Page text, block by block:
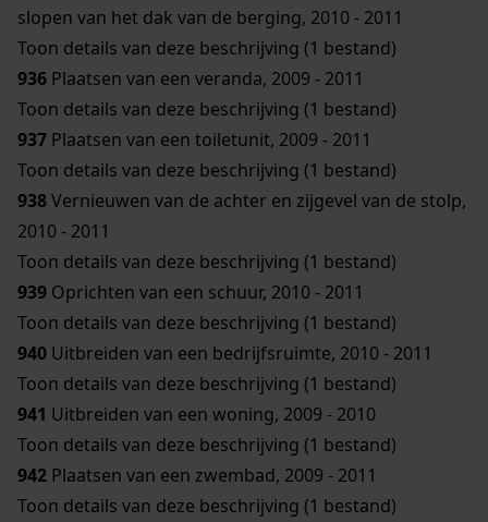
slopen van het dak van de berging, 2010 - 2011
Toon details van deze beschrijving (1 bestand)
936 Plaatsen van een veranda, 2009 - 2011
Toon details van deze beschrijving (1 bestand)
937 Plaatsen van een toiletunit, 2009 - 2011
Toon details van deze beschrijving (1 bestand)
938Vernieuwen van de achter en zijgevel van de stolp,
2010 - 2011
Toon details van deze beschrijving (1 bestand)
939 Oprichten van een schuur, 2010 - 2011
Toon details van deze beschrijving (1 bestand)
940 Uitbreiden van een bedrijfsruimte, 2010 - 2011
Toon details van deze beschrijving (1 bestand)
941 Uitbreiden van een woning, 2009 - 2010
Toon details van deze beschrijving (1 bestand)
942 Plaatsen van een zwembad, 2009 - 2011
Toon details van deze beschrijving (1 bestand)